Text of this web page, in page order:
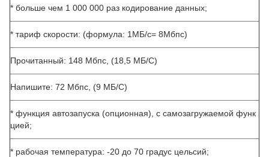
* больше чем 1 000 000 раз кодирование данных;
* тариф скорости: (формула: 1МБ/с= 8Мбпс)
Прочитанный: 148 Мбпс, (18,5 МБ/С)
Напишите: 72 Мбпс, (9 МБ/С)
* функция автозапуска (опционная), с самозагружаемой функ
цией;
* рабочая температура: -20 до 70 градус цельсий;